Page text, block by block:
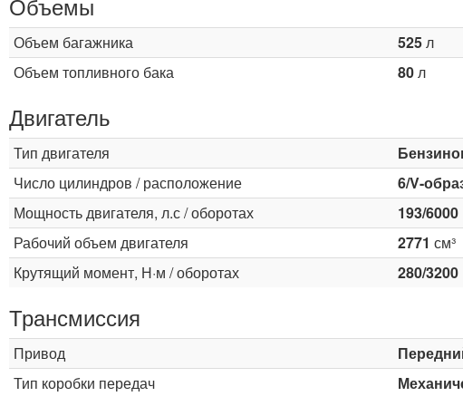
Объем багажника 525л
Объем топливного бака
80л
Двигатель
Тип двигателя
Число цилиндров / расположение
6/V-
Мощность двигателя, л.с / оборотах
193/6000
Рабочий объем двигателя
2771 см³
Крутящий момент, Н·м / оборотах
280/3200
Трансмиссия
Привод
Тип коробки передач